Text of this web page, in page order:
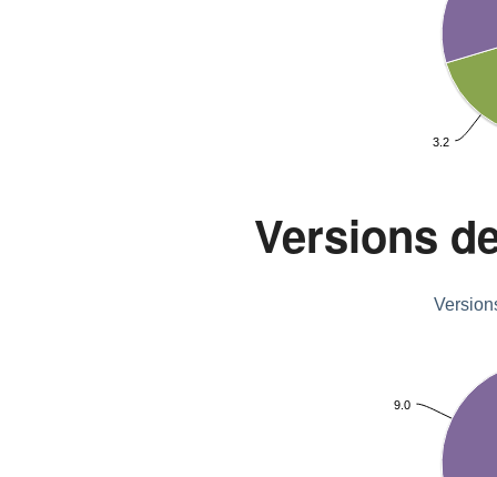
3.2
Versions
9.0